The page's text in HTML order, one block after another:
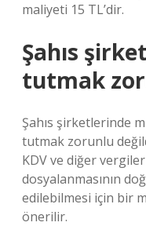
maliyeti 15 TL’dir.
Şahıs
tutmak
Şahıs şirketlerinde
tutmak zorunlu
KDV ve diğer
dosyalanmasının
edilebilmesi için bir
önerilir.